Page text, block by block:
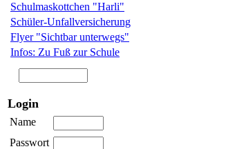
Schulmaskottchen "Harli"
Schüler-Unfallversicherung
Flyer "Sichtbar unterwegs"
Infos: Zu Fuß zur Schule
Login
Name
Passwort